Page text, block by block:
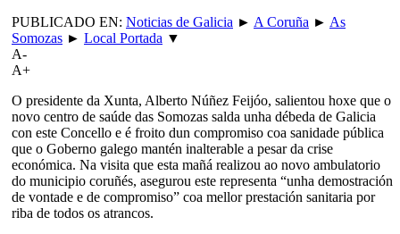
PUBLICADO EN: Noticias de Galicia ► A Coruña ► As
Somozas ► Local Portada ▼
A-
A+
O presidente da Xunta, Alberto Núñez Feijóo, salientou hoxe que o
novo centro de saúde das Somozas salda unha débeda de Galicia
con este Concello e é froito dun compromiso coa sanidade pública
que o Goberno galego mantén inalterable a pesar da crise
económica. Na visita que esta mañá realizou ao novo ambulatorio
do municipio coruñés, asegurou este representa “unha demostración
de vontade e de compromiso” coa mellor prestación sanitaria por
riba de todos os atrancos.